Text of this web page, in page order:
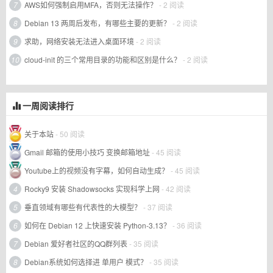
7 AWS如何强制启用MFA，否则无法操作？ - 2 阅读
8
Debian 13 两周后发布，有哪些主要的更新？ - 2 阅读
9
求助，网络安装无法进入桌面环境 - 2 阅读
10 cloud-init 的三个常用目录的功能和区别是什么？ - 2 阅读
一周阅读排行
关于本站- 50 阅读
Gmail 邮箱的使用小技巧 变换邮箱地址- 45 阅读
Youtube上的视频没有字幕，如何自动生成？ - 45 阅读
4
Rocky9 安装 Shadowsocks 实现科学上网 - 42 阅读
5
垂直领域有哪些有代表性的大模型？ - 37 阅读
6
如何在 Debian 12 上快速安装 Python-3.13？ - 36 阅读
7
Debian 爱好者社区的QQ群列表 - 35 阅读
8
Debian系统如何选择进 单用户 模式？ - 35 阅读